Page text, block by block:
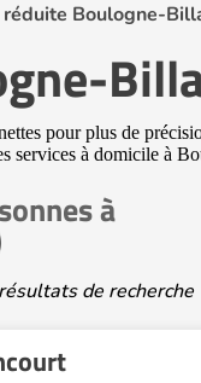
Boulogne-
pour plus de
services à domicile à
à
de recherche